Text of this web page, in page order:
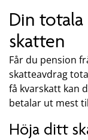
Din
skatten
Får du pension
skatteavdrag
få kvarskatt kan
betalar ut mest
Höja ditt